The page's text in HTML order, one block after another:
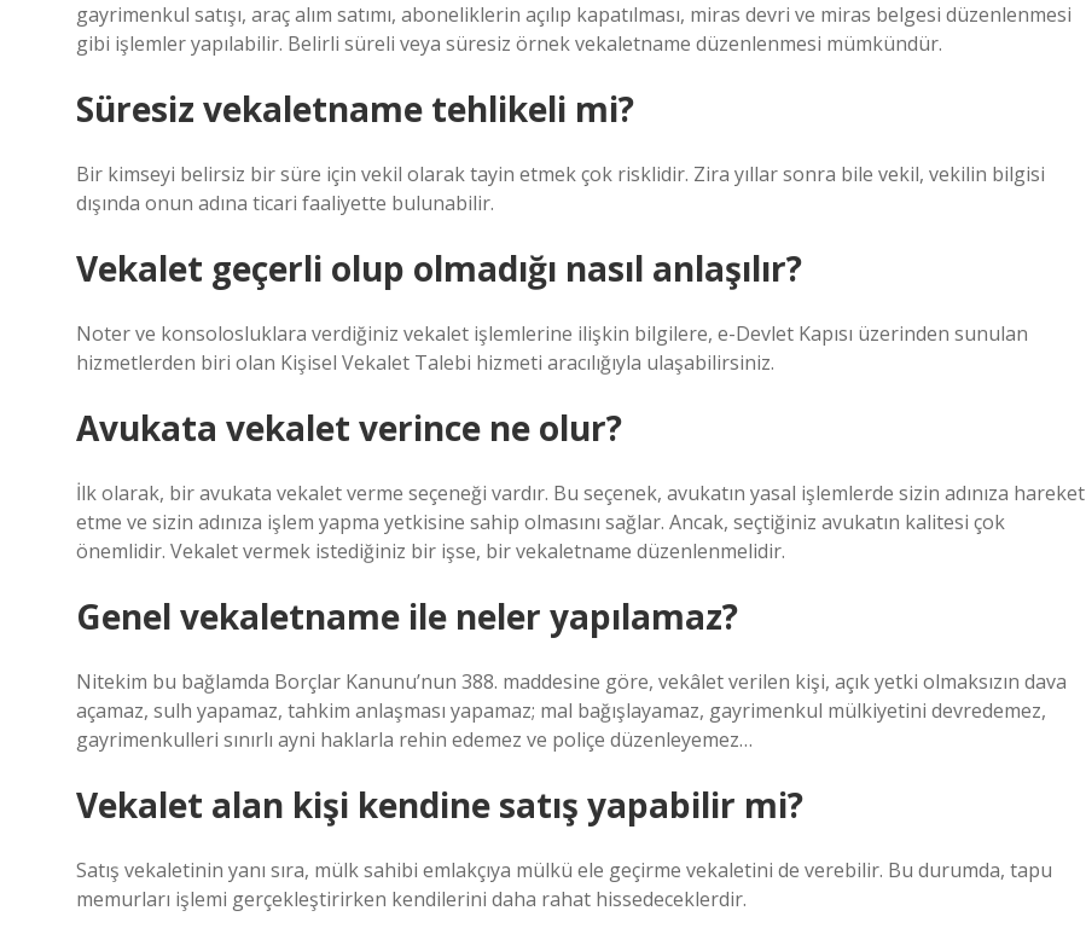
gayrimenkul satışı, araç alım satımı, aboneliklerin açılıp kapatılması, miras devri ve miras belgesi düzenlenmesi
gibi işlemler yapılabilir. Belirli süreli veya süresiz örnek vekaletname düzenlenmesi mümkündür.
Süresiz vekaletname tehlikeli mi?
Bir kimseyi belirsiz bir süre için vekil olarak tayin etmek çok risklidir. Zira yıllar sonra bile vekil, vekilin bilgisi
dışında onun adına ticari faaliyette bulunabilir.
Vekalet geçerli olup olmadığı nasıl anlaşılır?
Noter ve konsolosluklara verdiğiniz vekalet işlemlerine ilişkin bilgilere, e-Devlet Kapısı üzerinden sunulan
hizmetlerden biri olan Kişisel Vekalet Talebi hizmeti aracılığıyla ulaşabilirsiniz.
Avukata vekalet verince ne olur?
İlk olarak, bir avukata vekalet verme seçeneği vardır. Bu seçenek, avukatın yasal işlemlerde sizin adınıza hareket
etme ve sizin adınıza işlem yapma yetkisine sahip olmasını sağlar. Ancak, seçtiğiniz avukatın kalitesi çok
önemlidir. Vekalet vermek istediğiniz bir işse, bir vekaletname düzenlenmelidir.
Genel vekaletname ile neler yapılamaz?
Nitekim bu bağlamda Borçlar Kanunu’nun 388. maddesine göre, vekâlet verilen kişi, açık yetki olmaksızın dava
açamaz, sulh yapamaz, tahkim anlaşması yapamaz; mal bağışlayamaz, gayrimenkul mülkiyetini devredemez,
gayrimenkulleri sınırlı ayni haklarla rehin edemez ve poliçe düzenleyemez…
Vekalet alan kişi kendine satış yapabilir mi?
Satış vekaletinin yanı sıra, mülk sahibi emlakçıya mülkü ele geçirme vekaletini de verebilir. Bu durumda, tapu
memurları işlemi gerçekleştirirken kendilerini daha rahat hissedeceklerdir.